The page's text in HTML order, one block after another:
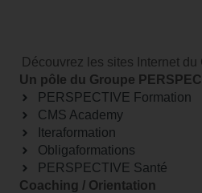
Découvrez les sites Internet
Un pôle du Groupe
PERSPECTIVE Formation
CMS Academy
Iteraformation
Obligaformations
PERSPECTIVE Santé
Coaching / Orientation